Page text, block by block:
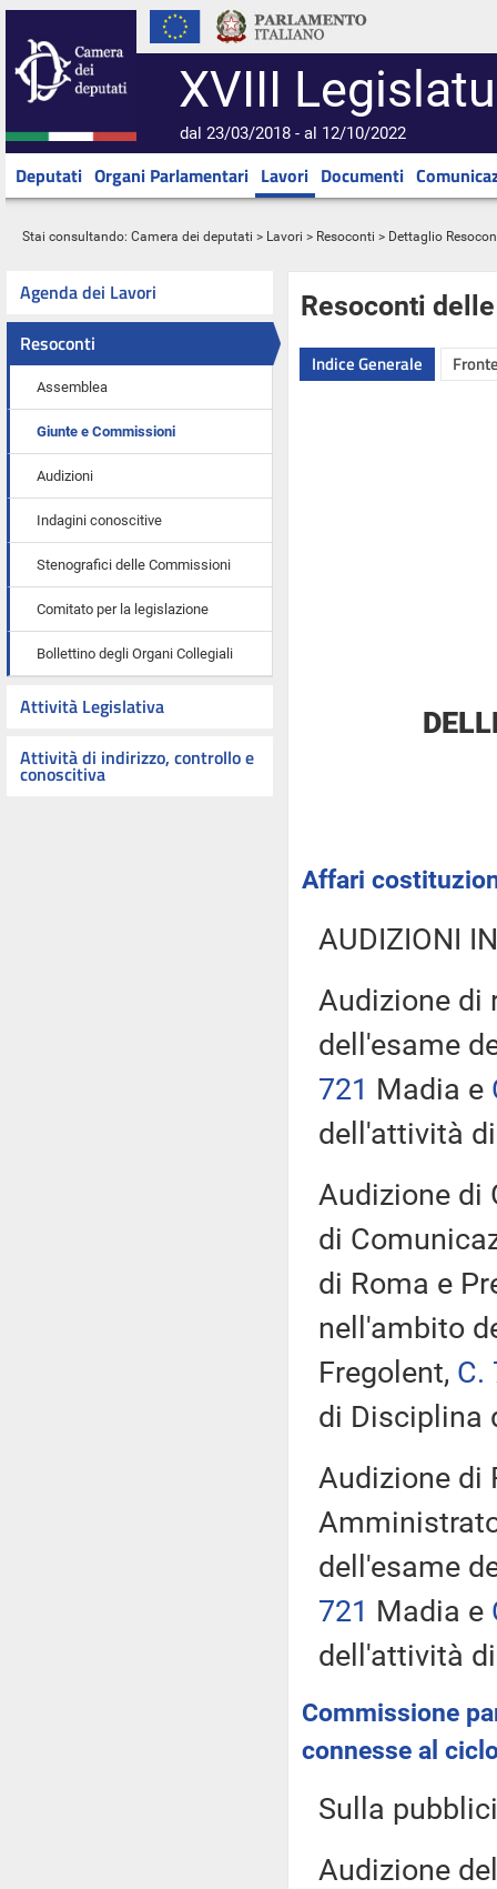
XVIII
dal 23/03/2018 - al 12/10/2022
Deputati Organi Parlamentari Lavori Documenti
Stai consultando: Camera dei deputati > Lavori > Resoconti > Dettaglio
Agenda dei Lavori
Resoconti
Assemblea
Giunte e Commissioni
Audizioni
Indagini conoscitive
Stenografici delle Commissioni
Comitato per la legislazione
Bollettino degli Organi Collegiali
Attività Legislativa
Attività di indirizzo, controllo e
conoscitiva
Resoconti
Indice Generale
Affari
AUDIZIONI
Audizione di
dell'esame
721 Madia e
dell'attività
Audizione di
di
di Roma e
nell'ambito
Fregolent, C.
di Disciplina
Audizione di
dell'esame
721 Madia e
dell'attività
Commissione
connesse al
Sulla
Audizione